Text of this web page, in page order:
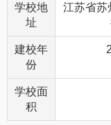
学校地
址
江苏省苏
建校年
份
学校面
积